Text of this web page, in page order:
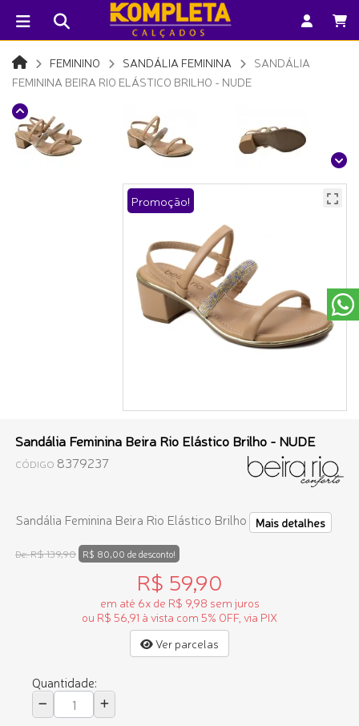
FEMININO SANDÁLIA FEMININA
SANDÁLIA
FEMININA BEIRA RIO ELÁSTICO BRILHO - NUDE
Promoção!
Sandália Feminina Beira Rio Elástico Brilho - NUDE
CÓDIGO 8379237
Sandália Feminina Beira Rio Elástico Brilho Mais detalhes
De:R$ 139,90 R$ 80,00 de desconto!
R$ 59,90
em até 6x de R$ 9,98 sem juros
ou R$ 56,91 à vista com 5% OFF, via PIX
Ver parcelas
Quantidade: